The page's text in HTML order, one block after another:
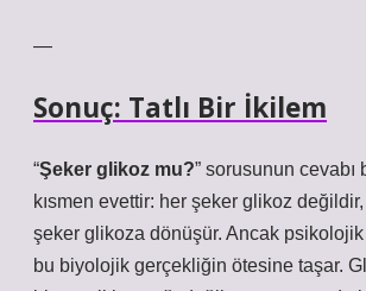
—
Sonuç: Tatlı Bir İkilem
“Şeker glikoz mu?” sorusunun
kısmen evettir: her şeker glikoz
şeker glikoza dönüşür. Ancak psikolojik
bu biyolojik gerçekliğin ötesine taşar.